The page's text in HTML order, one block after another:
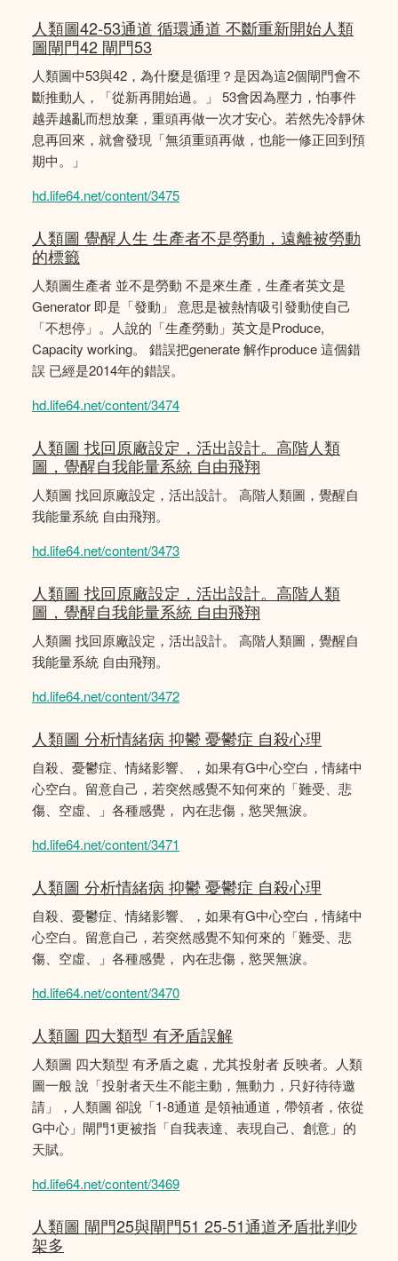
人類圖42-53通道 循環通道 不斷重新開始人類
圖閘門42 閘門53
人類圖中53與42，為什麼是循理？是因為這2個閘門會不
斷推動人，「從新再開始過。」 53會因為壓力，怕事件
越弄越亂而想放棄，重頭再做一次才安心。若然先冷靜休
息再回來，就會發現「無須重頭再做，也能一修正回到預
期中。」
hd.life64.net/content/3475
人類圖 覺醒人生 生產者不是勞動，遠離被勞動
的標籤
人類圖生產者 並不是勞動 不是來生產，生產者英文是
Generator 即是「發動」 意思是被熱情吸引發動使自己
「不想停」。人說的「生產勞動」英文是Produce,
Capacity working。 錯誤把generate 解作produce 這個錯
誤 已經是2014年的錯誤。
hd.life64.net/content/3474
人類圖 找回原廠設定，活出設計。高階人類
圖，覺醒自我能量系統 自由飛翔
人類圖 找回原廠設定，活出設計。 高階人類圖，覺醒自
我能量系統 自由飛翔。
hd.life64.net/content/3473
人類圖 找回原廠設定，活出設計。高階人類
圖，覺醒自我能量系統 自由飛翔
人類圖 找回原廠設定，活出設計。 高階人類圖，覺醒自
我能量系統 自由飛翔。
hd.life64.net/content/3472
人類圖 分析情緒病 抑鬱 憂鬱症 自殺心理
自殺、憂鬱症、情緒影響、，如果有G中心空白，情緒中
心空白。留意自己，若突然感覺不知何來的「難受、悲
傷、空虛、」各種感覺， 內在悲傷，慾哭無淚。
hd.life64.net/content/3471
人類圖 分析情緒病 抑鬱 憂鬱症 自殺心理
自殺、憂鬱症、情緒影響、，如果有G中心空白，情緒中
心空白。留意自己，若突然感覺不知何來的「難受、悲
傷、空虛、」各種感覺， 內在悲傷，慾哭無淚。
hd.life64.net/content/3470
人類圖 四大類型 有矛盾誤解
人類圖 四大類型 有矛盾之處，尤其投射者 反映者。人類
圖一般 說「投射者天生不能主動，無動力，只好待待邀
請」，人類圖 卻說「1-8通道 是領袖通道，帶領者，依從
G中心」閘門1更被指「自我表達、表現自己、創意」的
天賦。
hd.life64.net/content/3469
人類圖 閘門25與閘門51 25-51通道矛盾批判吵
架多